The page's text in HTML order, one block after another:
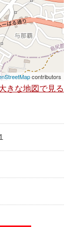
contributors
きな地図で見る